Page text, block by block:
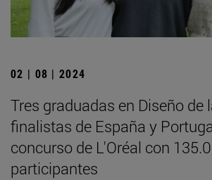
02 | 08 | 2024
Tres graduadas en Diseño de
finalistas de España y
concurso de L'Oréal con
participantes